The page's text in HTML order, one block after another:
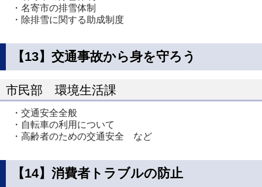
・名寄市の排雪体制
・除排雪に関する助成制度
【13】交通事故から身を守ろう
市民部 環境生活課
・交通安全全般
・自転車の利用について
・高齢者のための交通安全 など
【14】消費者トラブルの防止